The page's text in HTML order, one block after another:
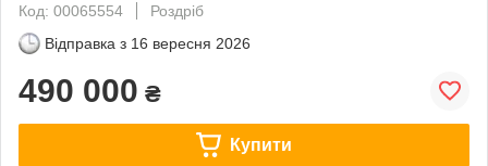
Код: 00065554
Роздріб
Відправка з 16 вересня 2026
490 000 ₴
Купити